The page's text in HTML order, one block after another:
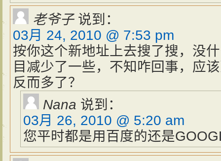
老爷子 说到：
03月 24, 2010 @ 7:53 pm
按你这个新地址上去搜了搜，没
目减少了一些，不知咋回事，应
反而多了？
Nana 说到：
03月 26, 2010 @ 5:20 am
您平时都是用百度的还是